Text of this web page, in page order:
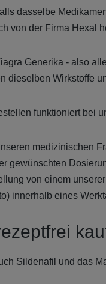
dasselbe
von der Firma Hexal
Generika - also
dieselben Wirkstoffe
funktioniert bei
medizinischen
gewünschten
von einem
innerhalb eines
Sildenafil und das